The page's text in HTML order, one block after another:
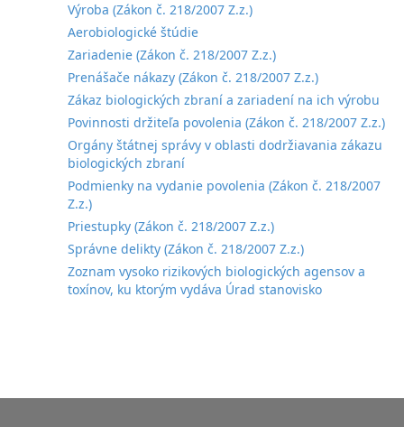
Výroba (Zákon č. 218/2007 Z.z.)
Aerobiologické štúdie
Zariadenie (Zákon č. 218/2007 Z.z.)
Prenášače nákazy (Zákon č. 218/2007 Z.z.)
Zákaz biologických zbraní a zariadení na ich výrobu
Povinnosti držiteľa povolenia (Zákon č. 218/2007 Z.z.)
Orgány štátnej správy v oblasti dodržiavania zákazu
biologických zbraní
Podmienky na vydanie povolenia (Zákon č. 218/2007
Z.z.)
Priestupky (Zákon č. 218/2007 Z.z.)
Správne delikty (Zákon č. 218/2007 Z.z.)
Zoznam vysoko rizikových biologických agensov a
toxínov, ku ktorým vydáva Úrad stanovisko